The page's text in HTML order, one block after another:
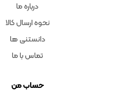
درباره ما
نحوه ارسال کالا
دانستنی ها
تماس با ما
حساب من